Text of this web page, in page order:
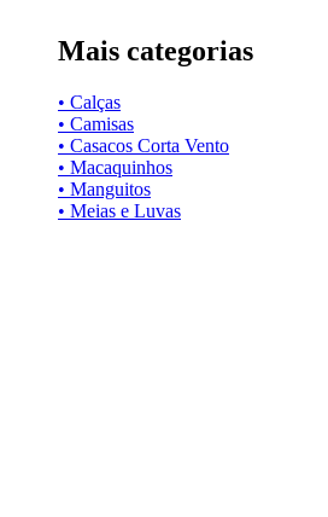
Mais categorias
• Calças
• Camisas
• Casacos Corta Vento
• Macaquinhos
• Manguitos
• Meias e Luvas